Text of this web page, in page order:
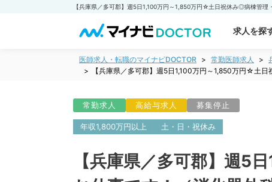
求人を探
医師求人・転職のマイナビDOCTOR 常勤医師求人
【兵庫県／多可郡】週5日1,100万円～1,850万円☆土
常勤求人 高給与求人 募集停止
年収1,800万円以上 土・日・祝休み
【兵庫県／多可郡】週5